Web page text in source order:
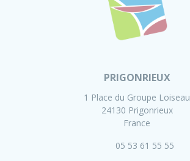
PRIGONRIEUX
1 Place du Groupe Loiseau
24130 Prigonrieux
France
05 53 61 55 55